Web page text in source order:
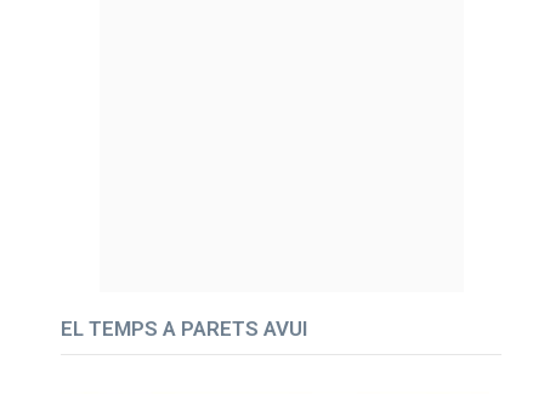
EL TEMPS A PARETS AVUI